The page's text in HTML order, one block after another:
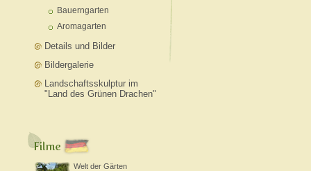
Bauerngarten
Aromagarten
Details und Bilder
Bildergalerie
Landschaftsskulptur im
"Land des Grünen Drachen"
Welt der Gärten